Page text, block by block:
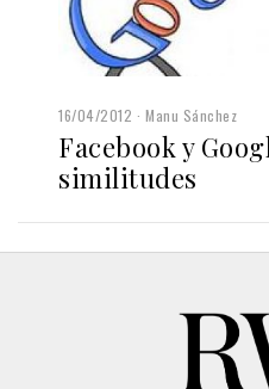
16/04/2012 Manu Sánchez
Facebook y
similitudes